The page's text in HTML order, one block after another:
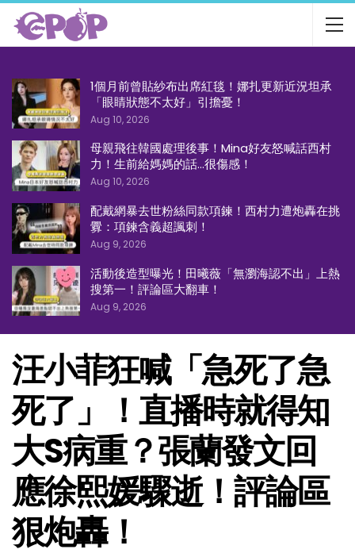
1個月前曾貼紗布出席紅毯！娜扎更新近況坦承
「眼睛狀態不太好」引擔憂！
Aug 10, 2026
母親飛往韓國處理後事！Mina好友怒喊話西村
力！生前給媽媽的話…很傷感！
Aug 10, 2026
配戴網暴去世粉絲同款項鍊！西村力遭炮轟在挑
釁：項鍊含義超諷刺！
Aug 9, 2026
活動後造型曝光！田曦薇「無瀏海認不出」上熱
搜第一！評論區大翻車！
Aug 9, 2026
汪小菲狂喊「急死了急
死了」！直播時就得知
大S病重？張蘭發文回
應徐熙媛驟逝！評論區
狠炮轟！